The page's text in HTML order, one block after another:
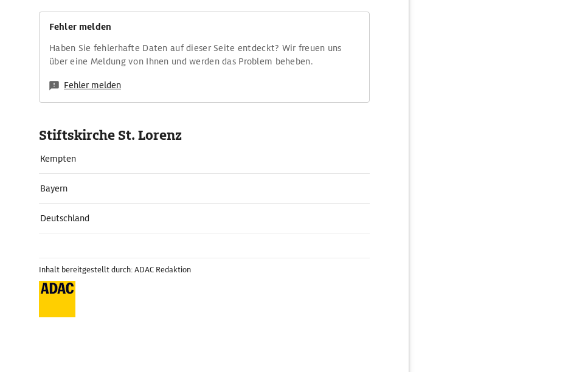
Fehler melden
Haben Sie fehlerhafte Daten auf dieser Seite entdeckt? Wir freuen uns
über eine Meldung von Ihnen und werden das Problem beheben.
Fehler melden
Stiftskirche St. Lorenz
Kempten
Bayern
Deutschland
Inhalt bereitgestellt durch: ADAC Redaktion